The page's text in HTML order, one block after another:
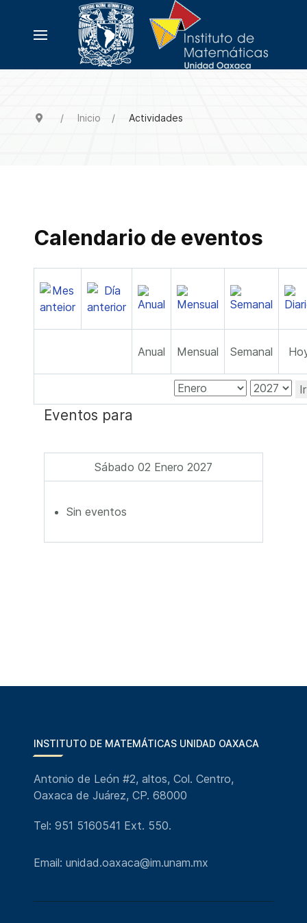
Inicio Actividades
Calendario de eventos
Anual Mensual Semanal
Eventos para
Sábado 02 Enero 2027
Sin eventos
INSTITUTO DE MATEMÁTICAS UNIDAD OAXACA
Antonio de León #2, altos, Col. Centro,
Oaxaca de Juárez, CP. 68000
Tel: 951 5160541 Ext. 550.
Email: unidad.oaxaca@im.unam.mx